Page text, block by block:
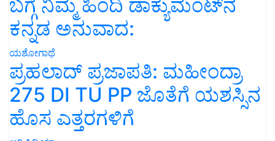
ಬಗ್ಗೆ ನಿಮ್ಮ ಹಿಂದಿ ಡಾಕ್ಯುಮೆಂಟ್‌ನ
ಕನ್ನಡ ಅನುವಾದ:
ಯಶೋಗಾಥೆ
ಪ್ರಹಲಾದ್ ಪ್ರಜಾಪತಿ: ಮಹೀಂದ್ರಾ
275 DI TU PP ಜೊತೆಗೆ ಯಶಸ್ಸಿನ
ಹೊಸ ಎತ್ತರಗಳಿಗೆ